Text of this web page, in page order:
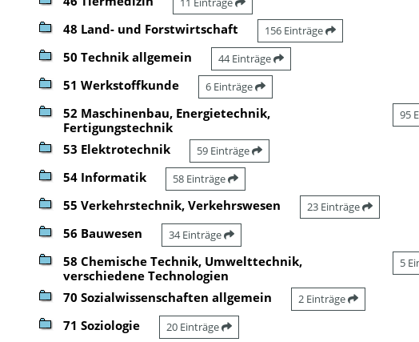
48 Land- und Forstwirtschaft 156 Einträge
50 Technik allgemein 44 Einträge
51 Werkstoffkunde 6 Einträge
52 Maschinenbau, Energietechnik,
Fertigungstechnik
95
53 Elektrotechnik 59 Einträge
54 Informatik 58 Einträge
55 Verkehrstechnik, Verkehrswesen 23 Einträge
56 Bauwesen 34 Einträge
58 Chemische Technik, Umwelttechnik,
verschiedene Technologien
5
70 Sozialwissenschaften allgemein 2 Einträge
71 Soziologie 20 Einträge